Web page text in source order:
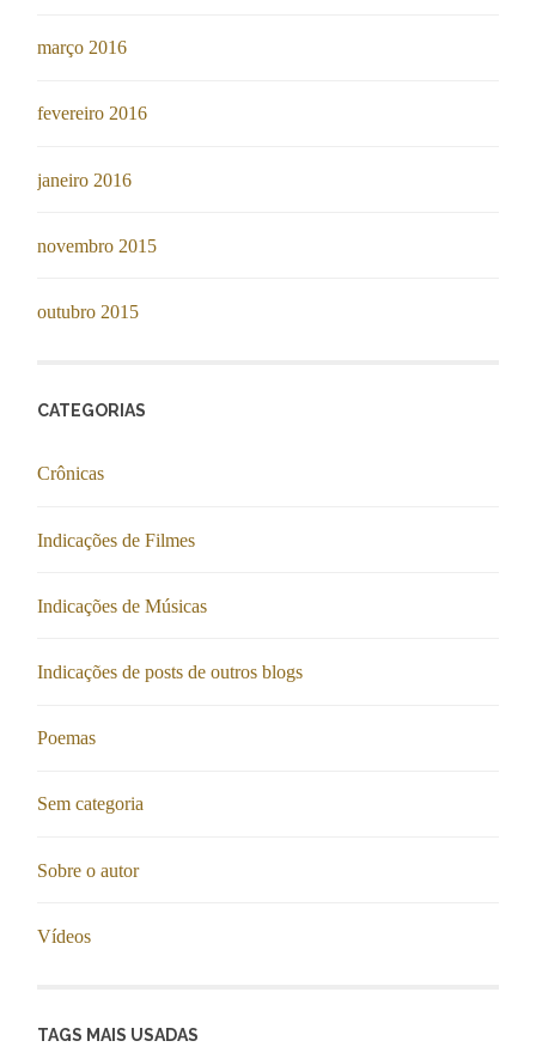
março 2016
fevereiro 2016
janeiro 2016
novembro 2015
outubro 2015
CATEGORIAS
Crônicas
Indicações de Filmes
Indicações de Músicas
Indicações de posts de outros blogs
Poemas
Sem categoria
Sobre o autor
Vídeos
TAGS MAIS USADAS